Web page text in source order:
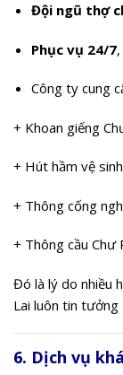
Đội ngũ thợ
Phục vụ 24/7,
Công ty cung
+ Khoan giếng
+ Hút hầm vệ
+ Thông cống
+ Thông cầu Chư
Đó là lý do nhiều
Lai luôn tin tưởng
6. Dịch vụ